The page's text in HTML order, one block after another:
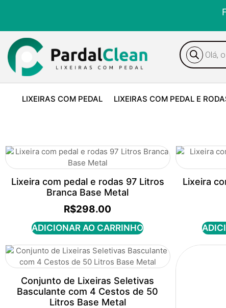
LIXEIRAS COM PEDAL LIXEIRAS COM PEDAL E
Lixeira com pedal e rodas 97 Litros
Branca Base Metal
R$298.00
ADICIONAR AO CARRINHO
Lixeira
Conjunto de Lixeiras Seletivas
Basculante com 4 Cestos de 50
Litros Base Metal